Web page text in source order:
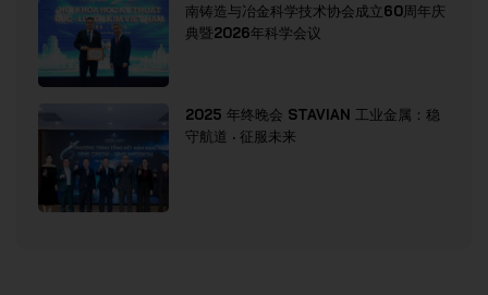
南铸造与冶金科学技术协会成立60周年庆
典暨2026年科学会议
2025 年终晚会 STAVIAN 工业金属：稳
守航道 · 征服未来